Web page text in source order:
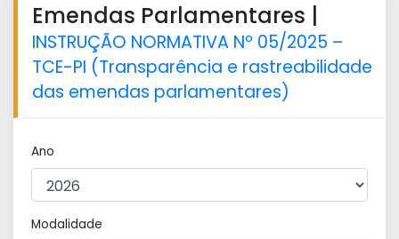
Emendas Parlamentares |
INSTRUÇÃO NORMATIVA Nº 05/2025 –
TCE-PI (Transparência e rastreabilidade
das emendas parlamentares)
Ano
Modalidade